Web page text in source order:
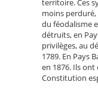
moins perduré,
du féodalisme
détruits, en
privilèges, au
1789. En Pays
en 1876. Ils
Constitution